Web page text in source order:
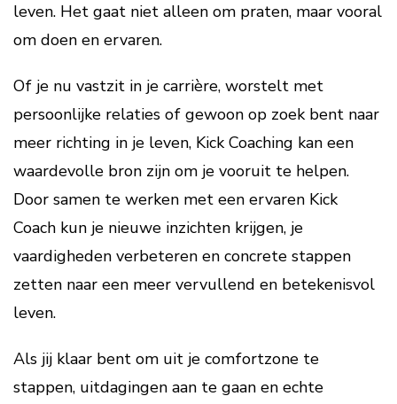
leven. Het gaat niet alleen om praten, maar vooral
om doen en ervaren.
Of je nu vastzit in je carrière, worstelt met
persoonlijke relaties of gewoon op zoek bent naar
meer richting in je leven, Kick Coaching kan een
waardevolle bron zijn om je vooruit te helpen.
Door samen te werken met een ervaren Kick
Coach kun je nieuwe inzichten krijgen, je
vaardigheden verbeteren en concrete stappen
zetten naar een meer vervullend en betekenisvol
leven.
Als jij klaar bent om uit je comfortzone te
stappen, uitdagingen aan te gaan en echte